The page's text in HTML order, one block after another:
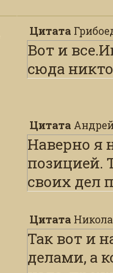
вообще
за
-а сколько
-
вы
съёмные
-
помогаете
кормить
- сколько
оптики
Цитата
Вот и
сюда
Цитата
Наверно я
позицией.
своих дел
Цитата
Так вот и
делами, а